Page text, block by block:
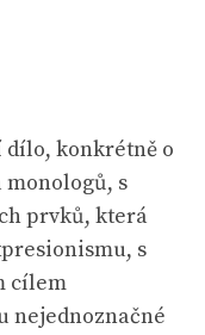
konkrétně o
s
prvků, která
s
cílem
nejednoznačné